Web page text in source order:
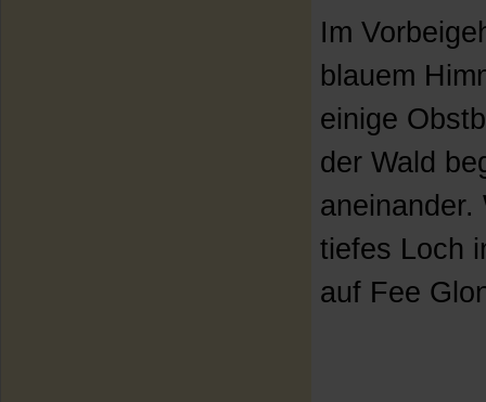
Im
blauem
einige
der Wald
aneinander.
tiefes Loch
auf Fee